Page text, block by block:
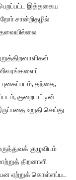
இத்தகைய
சான்றிதழில்
விவரங்களைப்
புகைப்படம், தந்தை,
குறைபாட்டின்
உறுதி செய்து
குழுவிடம்
திறனாளி
ஏற்றுக் கொள்ளப்பட